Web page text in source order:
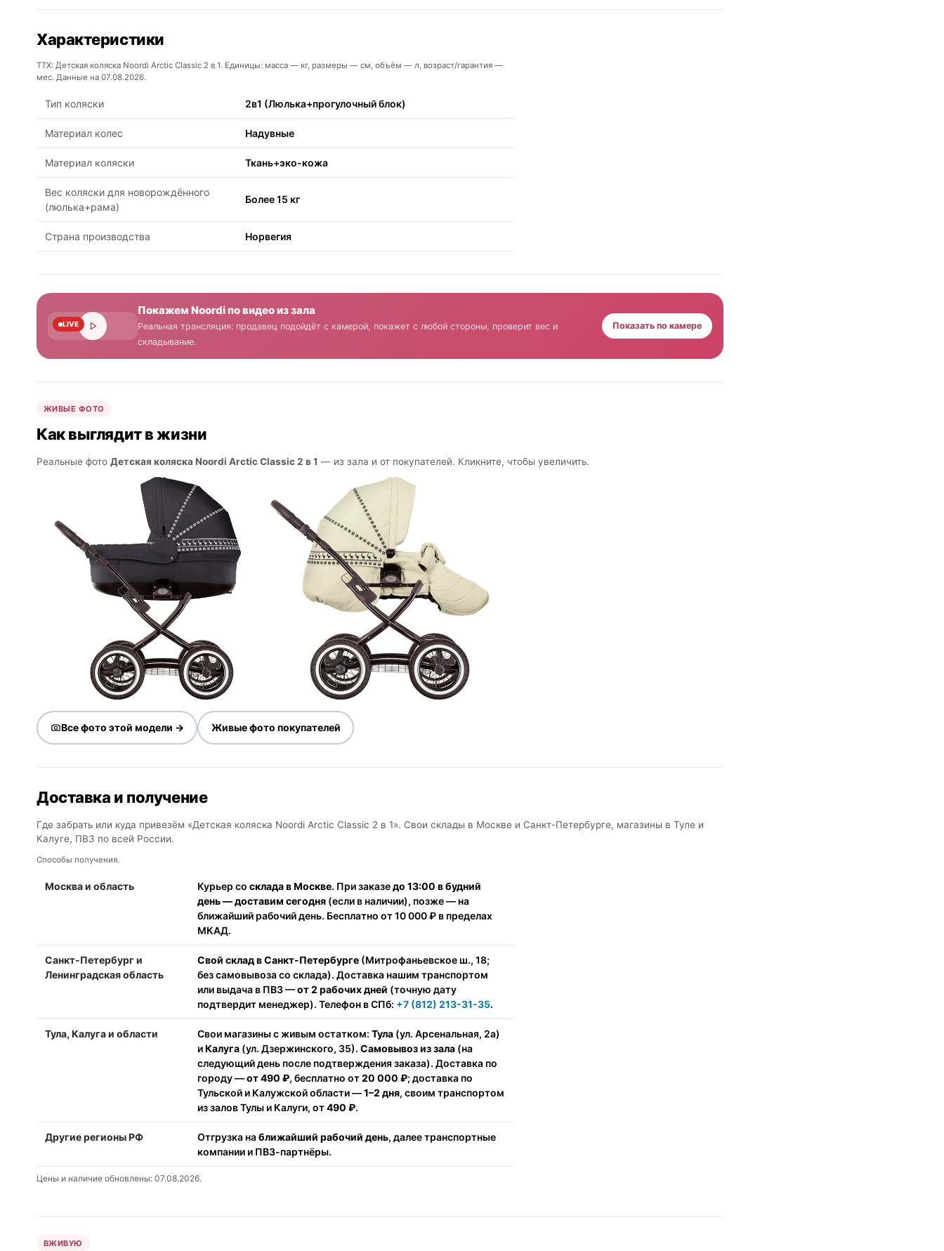
Характеристики
ТТХ: Детская коляска Noordi Arctic Classic 2 в 1. Единицы: масса — кг, размеры — см, объём — л, возраст/гарантия —
мес. Данные на 07.08.2026.
Тип коляски 2в1 (Люлька+прогулочный блок)
Материал колес Надувные
Материал коляски Ткань+эко-кожа
Вес коляски для новорождённого
(люлька+рама)
Более 15 кг
Страна производства Норвегия
LIVE
Покажем Noordi по видео из зала
Реальная трансляция: продавец подойдёт с камерой, покажет с любой стороны, проверит вес и
складывание.
Показать по камере
ЖИВЫЕ ФОТО
Как выглядит в жизни
Реальные фото Детская коляска Noordi Arctic Classic 2 в 1 — из зала и от покупателей. Кликните, чтобы увеличить.
Все фото этой модели → Живые фото покупателей
Доставка и получение
Где забрать или куда привезём «Детская коляска Noordi Arctic Classic 2 в 1». Свои склады в Москве и Санкт-Петербурге, магазины в Туле и
Калуге, ПВЗ по всей России.
Способы получения.
Москва и область Курьер со склада в Москве. При заказедо 13:00 в будний
день — доставим сегодня (если в наличии), позже — на
ближайший рабочий день. Бесплатно от 10 000 ₽ в пределах
МКАД.
Санкт-Петербург и
Ленинградская область
Свой склад в Санкт-Петербурге (Митрофаньевское ш., 18;
без самовывоза со склада). Доставка нашим транспортом
или выдача в ПВЗ —от 2 рабочих дней (точную дату
подтвердит менеджер). Телефон в СПб: +7 (812) 213-31-35.
Тула, Калуга и области Свои магазины с живым остатком: Тула (ул. Арсенальная, 2а)
иКалуга (ул. Дзержинского, 35). Самовывоз из зала (на
следующий день после подтверждения заказа). Доставка по
городу —от 490 ₽, бесплатно от20 000 ₽; доставка по
Тульской и Калужской области —1–2 дня, своим транспортом
из залов Тулы и Калуги, от490 ₽.
Другие регионы РФ Отгрузка наближайший рабочий день, далее транспортные
компании и ПВЗ-партнёры.
Цены и наличие обновлены: 07.08.2026.
ВЖИВУЮ